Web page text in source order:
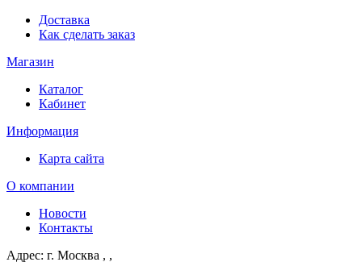
Доставка
Как сделать заказ
Магазин
Каталог
Кабинет
Информация
Карта сайта
О компании
Новости
Контакты
Адрес: г. Москва , ,